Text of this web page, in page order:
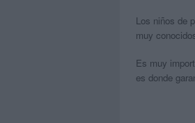
Los niños de
muy
Es muy
es donde